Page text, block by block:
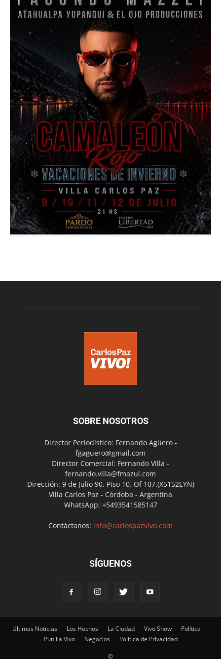
SOBRE NOSOTROS
Director Periodístico: Fernando Agüero -
fgaguero@gmail.com
Director Comercial: Fernando Villa -
fernando.villa@fmazul.com
Dirección: 9 de Julio 90. Piso 10. Of 107.(X5152EYN)
Villa Carlos Paz - Córdoba - Argentina
WhatsApp: +5493541585147
Contáctanos: info@carlospazvivo.com
SÍGUENOS
Ultimas Noticias Los Hechos La Ciudad Vivo Show
Política
Punilla Vivo
Negocios Política de Privacidad
©